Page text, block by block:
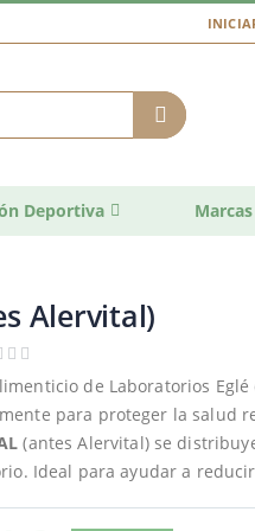
Deportiva Marcas
Alervital)
de Laboratorios
para proteger la salud
(antes Alervital) se
Ideal para ayudar a